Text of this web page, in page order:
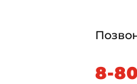
8-